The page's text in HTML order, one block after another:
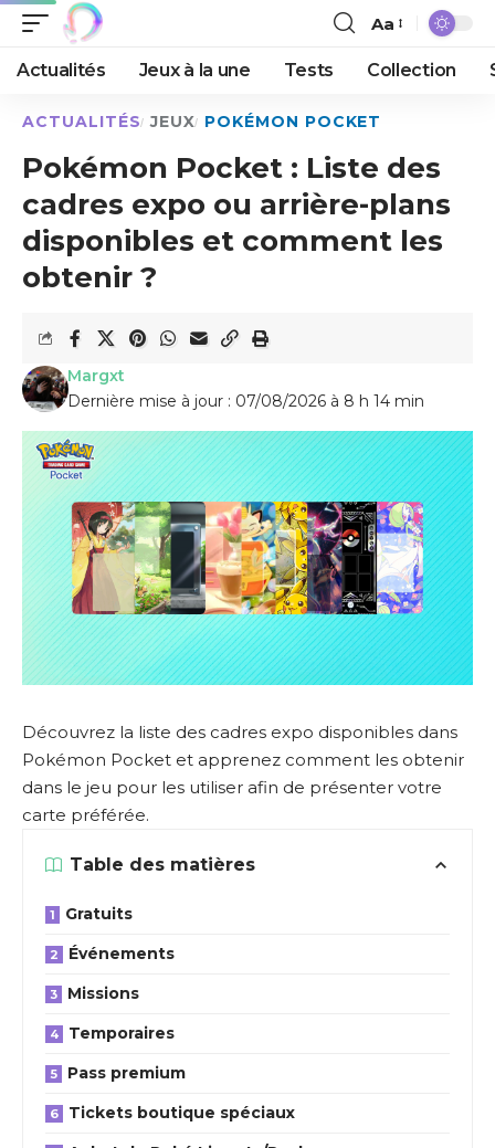
Aa
Actualités Jeux à la une Tests Collection
ACTUALITÉS JEUX POKÉMON POCKET
Pokémon Pocket : Liste des
cadres expo ou arrière-plans
disponibles et comment les
obtenir ?
Dernière mise à jour : 07/08/2026 à 8 h 14 min
Margxt
Découvrez la liste des cadres expo disponibles dans
Pokémon Pocket et apprenez comment les obtenir
dans le jeu pour les utiliser afin de présenter votre
carte préférée.
Table des matières
Gratuits
Événements
Missions
Temporaires
Pass premium
Tickets boutique spéciaux